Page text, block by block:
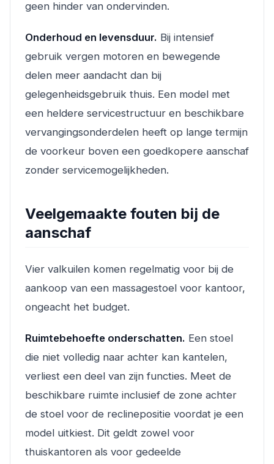
geen hinder van ondervinden.
Onderhoud en levensduur. Bij intensief
gebruik vergen motoren en bewegende
delen meer aandacht dan bij
gelegenheidsgebruik thuis. Een model met
een heldere servicestructuur en beschikbare
vervangingsonderdelen heeft op lange termijn
de voorkeur boven een goedkopere aanschaf
zonder servicemogelijkheden.
Veelgemaakte fouten bij de
aanschaf
Vier valkuilen komen regelmatig voor bij de
aankoop van een massagestoel voor kantoor,
ongeacht het budget.
Ruimtebehoefte onderschatten. Een stoel
die niet volledig naar achter kan kantelen,
verliest een deel van zijn functies. Meet de
beschikbare ruimte inclusief de zone achter
de stoel voor de reclinepositie voordat je een
model uitkiest. Dit geldt zowel voor
thuiskantoren als voor gedeelde